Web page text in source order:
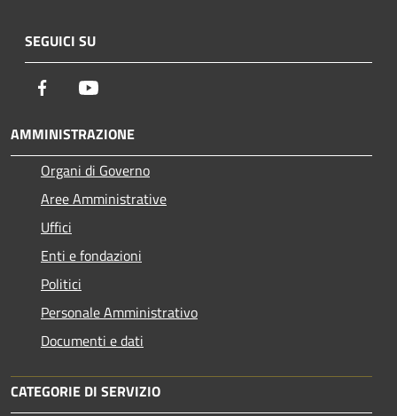
SEGUICI SU
Facebook
AMMINISTRAZIONE
Organi di Governo
Aree Amministrative
Uffici
Enti e fondazioni
Politici
Personale Amministrativo
Documenti e dati
CATEGORIE DI SERVIZIO